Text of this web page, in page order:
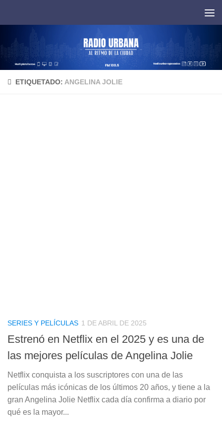
ETIQUETADO: ANGELINA JOLIE
SERIES Y PELÍCULAS 1 DE ABRIL DE 2025
Estrenó en Netflix en el 2025 y es una de
las mejores películas de Angelina Jolie
Netflix conquista a los suscriptores con una de las
películas más icónicas de los últimos 20 años, y tiene a la
gran Angelina Jolie Netflix cada día confirma a diario por
qué es la mayor...